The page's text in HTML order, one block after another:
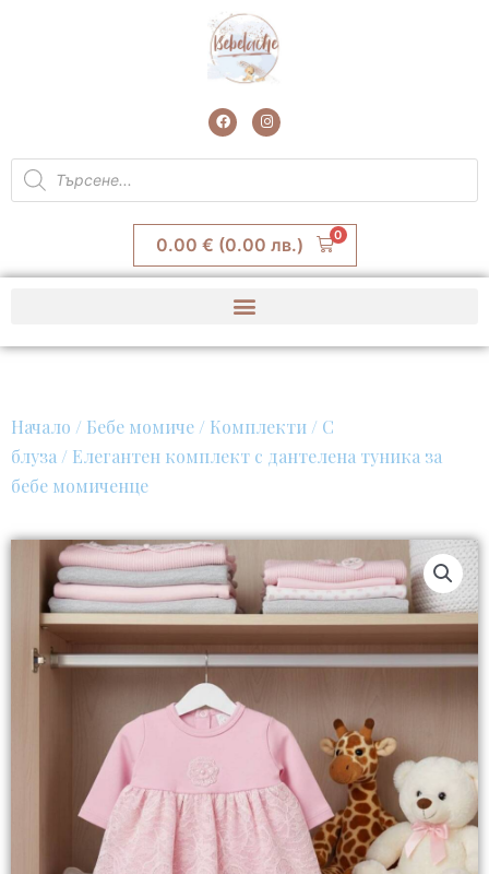
F
a
c
e
o
I
n
s
t
r
m
Products
search
0.00 € (0.00 лв.) 0
Начало / Бебе момиче / Комплекти / С
блуза / Елегантен комплект с дантелена туника за
бебе момиченце